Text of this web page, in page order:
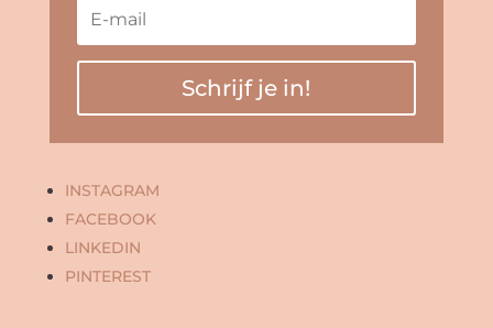
Schrijf je in!
INSTAGRAM
FACEBOOK
LINKEDIN
PINTEREST